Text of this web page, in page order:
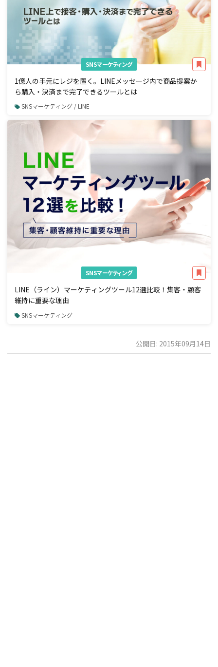
SNSマーケティング
1億人の手元にレジを置く。LINEメッセージ内で商品提案か
ら購入・決済まで完了できるツールとは
SNSマーケティング / LINE
SNSマーケティング
LINE（ライン）マーケティングツール12選比較！集客・顧客
維持に重要な理由
SNSマーケティング
公開日: 2015年09月14日